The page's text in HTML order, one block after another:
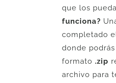
que los
funciona?
completado
donde
formato .zip
archivo para